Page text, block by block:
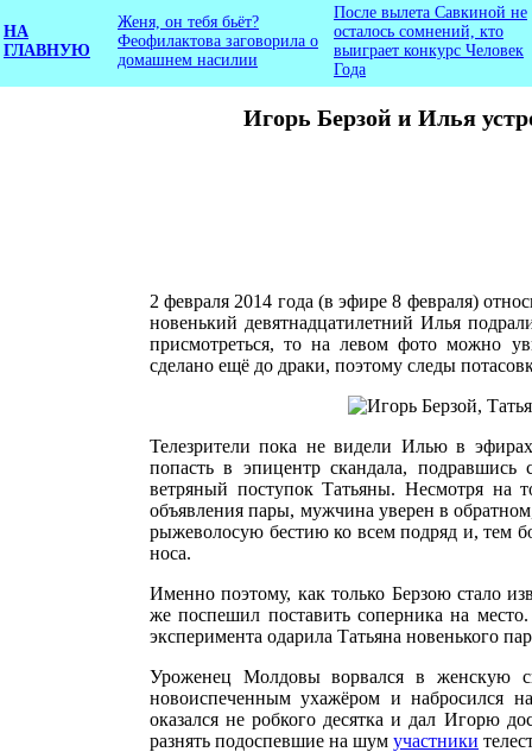
Игорь Берзой и Илья
НА
ГЛАВНУЮ
Женя, он тебя бьёт?
Феофилактова заговорила о
домашнем насилии
После вылета Савкиной не
осталось сомнений, кто
выиграет конкурс Человек
Года
2 февраля 2014 года (в эфире 8 февраля)
новенький девятнадцатилетний Илья
присмотреться, то на левом фото можно
сделано ещё до драки, поэтому следы
Телезрители пока не видели Илью в
попасть в эпицентр скандала,
ветряный поступок Татьяны. Несмотря на
объявления пары, мужчина уверен в
рыжеволосую бестию ко всем подряд и, тем
носа.
Именно поэтому, как только Берзою стало
же поспешил поставить соперника на
эксперимента одарила Татьяна новенького
Уроженец Молдовы ворвался в женскую
новоиспеченным ухажёром и набросился
оказался не робкого десятка и дал Игорю
разнять подоспевшие на шум участники